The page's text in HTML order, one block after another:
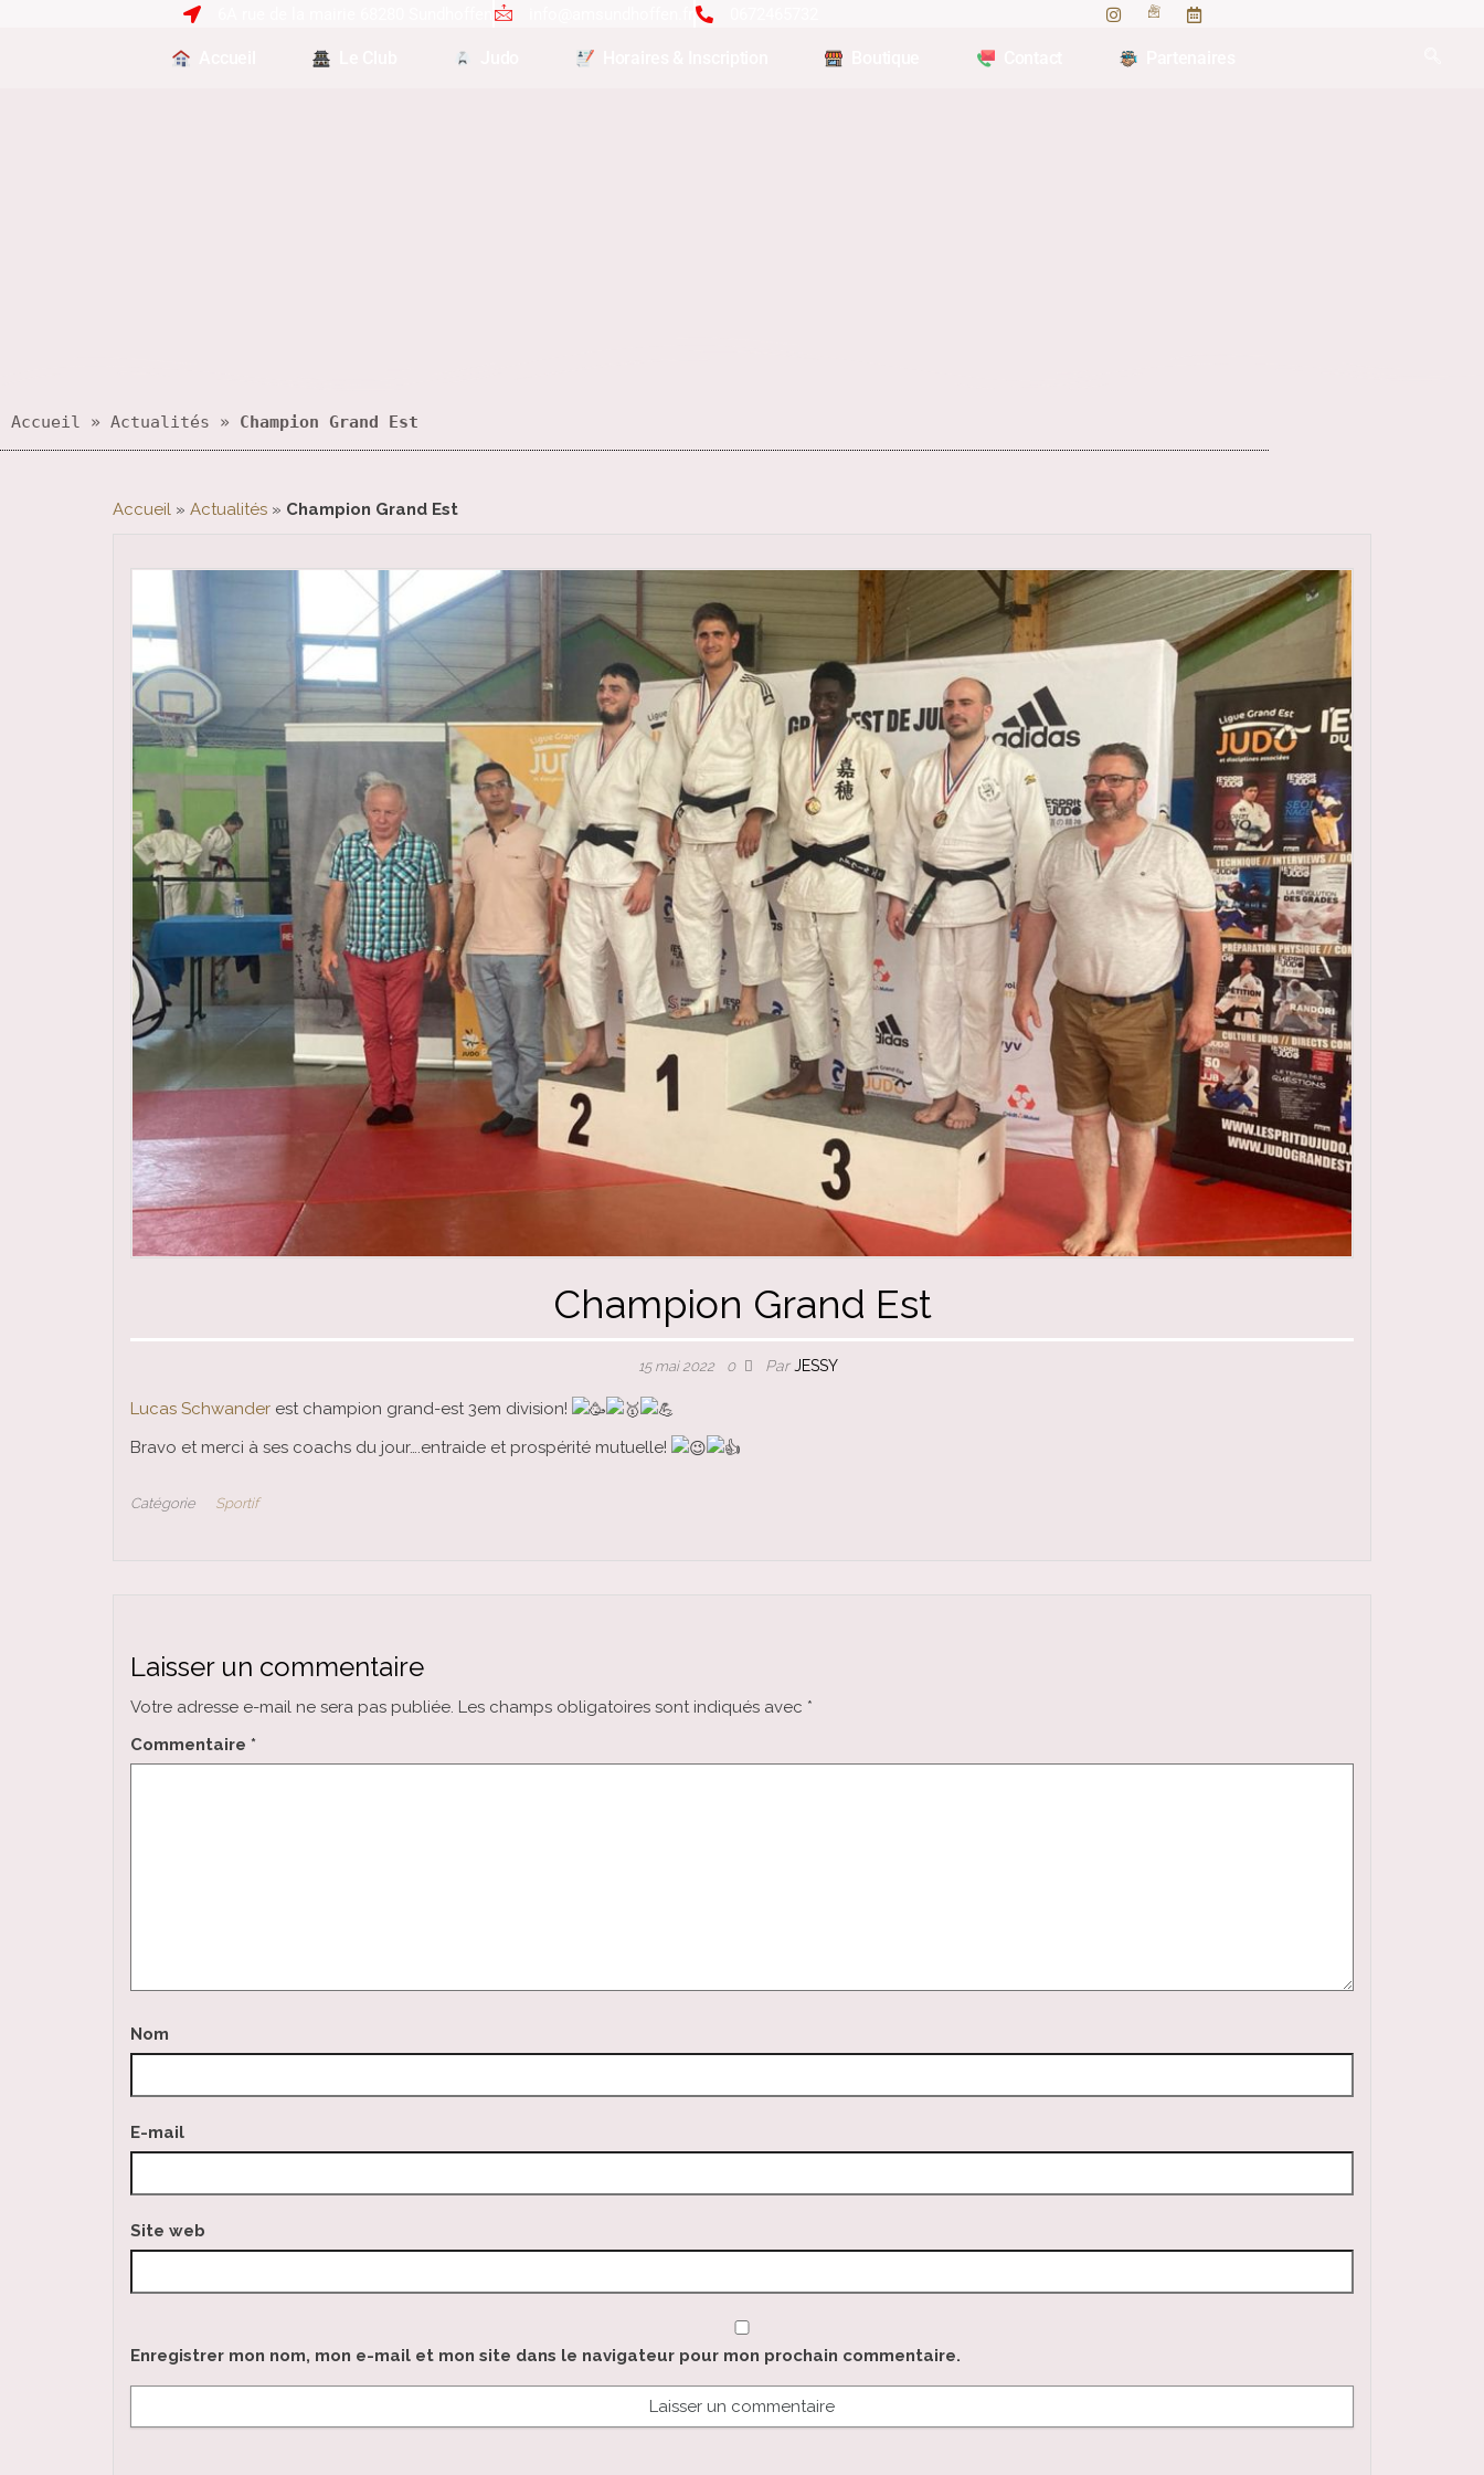
Accueil » Actualités » Champion Grand Est
Accueil » Actualités » Champion Grand Est
Champion Grand Est
15 mai 2022 0 ParJESSY
Lucas Schwander est champion grand-est 3em division!
Bravo et merci à ses coachs du jour….entraide et prospérité mutuelle!
Catégorie Sportif
Laisser un commentaire
Votre adresse e-mail ne sera pas publiée. Les champs obligatoires sont indiqués avec *
Commentaire *
Nom
E-mail
Site web
Enregistrer mon nom, mon e-mail et mon site dans le navigateur pour mon prochain commentaire.